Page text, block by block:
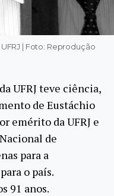
| Foto: Reprodução
UFRJ teve ciência,
de Eustáchio
emérito da UFRJ e
de
para a
o país.
91 anos.